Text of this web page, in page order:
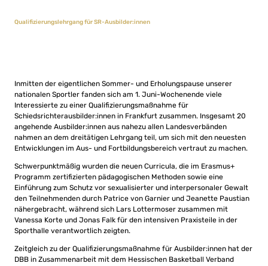
Qualifizierungslehrgang für SR-Ausbilder:innen
Inmitten der eigentlichen Sommer- und Erholungspause unserer
nationalen Sportler fanden sich am 1. Juni-Wochenende viele
Interessierte zu einer Qualifizierungsmaßnahme für
Schiedsrichterausbilder:innen in Frankfurt zusammen. Insgesamt 20
angehende Ausbilder:innen aus nahezu allen Landesverbänden
nahmen an dem dreitätigen Lehrgang teil, um sich mit den neuesten
Entwicklungen im Aus- und Fortbildungsbereich vertraut zu machen.
Schwerpunktmäßig wurden die neuen Curricula, die im Erasmus+
Programm zertifizierten pädagogischen Methoden sowie eine
Einführung zum Schutz vor sexualisierter und interpersonaler Gewalt
den Teilnehmenden durch Patrice von Garnier und Jeanette Paustian
nähergebracht, während sich Lars Lottermoser zusammen mit
Vanessa Korte und Jonas Falk für den intensiven Praxisteile in der
Sporthalle verantwortlich zeigten.
Zeitgleich zu der Qualifizierungsmaßnahme für Ausbilder:innen hat der
DBB in Zusammenarbeit mit dem Hessischen Basketball Verband